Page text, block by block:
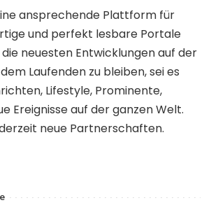
ansprechende Plattform für
und perfekt lesbare Portale
neuesten Entwicklungen auf der
Laufenden zu bleiben, sei es
Lifestyle, Prominente,
Ereignisse auf der ganzen Welt.
neue Partnerschaften.